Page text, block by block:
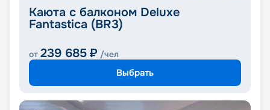
Каюта с балконом Deluxe
Fantastica (BR3)
от 239 685 ₽ /чел
Выбрать